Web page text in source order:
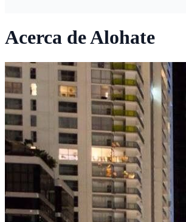
Acerca de Alohate